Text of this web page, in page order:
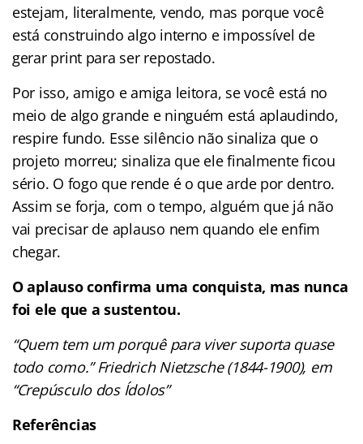
estejam, literalmente, vendo, mas porque você
está construindo algo interno e impossível de
gerar print para ser repostado.
Por isso, amigo e amiga leitora, se você está no
meio de algo grande e ninguém está aplaudindo,
respire fundo. Esse silêncio não sinaliza que o
projeto morreu; sinaliza que ele finalmente ficou
sério. O fogo que rende é o que arde por dentro.
Assim se forja, com o tempo, alguém que já não
vai precisar de aplauso nem quando ele enfim
chegar.
O aplauso confirma uma conquista, mas nunca
foi ele que a sustentou.
“Quem tem um porquê para viver suporta quase
todo como.” Friedrich Nietzsche (1844-1900), em
“Crepúsculo dos Ídolos”
Referências